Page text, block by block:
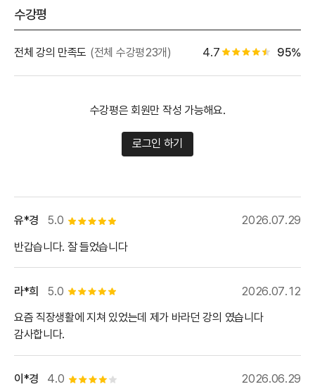
수강평
전체 강의 만족도 (전체 수강평23개) 4.7 별점 4.5개 별점 백
95%
수강평은 회원만 작성 가능해요.
로그인 하기
5.0 별점 5개
유*경
2026.07.29
반갑습니다. 잘 들었습니다
5.0 별점 5개
라*희
2026.07.12
요즘 직장생활에 지쳐 있었는데 제가 바라던 강의 였습니다
감사합니다.
4.0 별점 4개
이*경
2026.06.29